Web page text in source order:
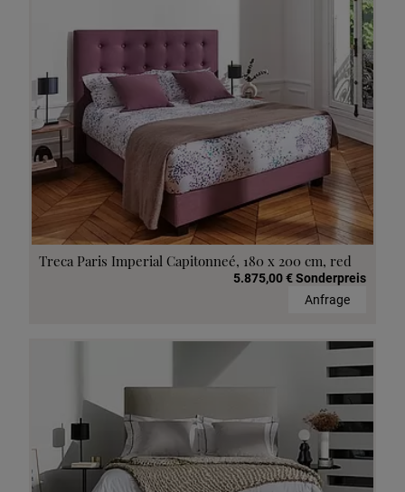
Treca Paris Imperial Capitonneé, 180 x 200 cm, red
5.875,00 € Sonderpreis
Anfrage